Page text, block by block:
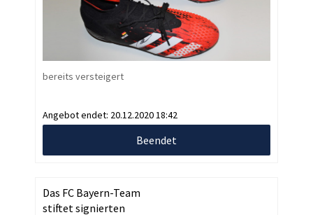
bereits versteigert
Angebot endet: 20.12.2020 18:42
Beendet
Das FC Bayern-Team
stiftet signierten